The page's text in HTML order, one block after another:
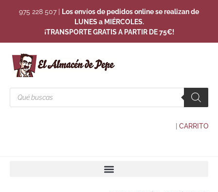
975 228 507
Los envíos de pedidos online se realizan de
LUNES a MIÉRCOLES.
¡TRANSPORTE GRATIS A PARTIR DE 75€!
CARRITO